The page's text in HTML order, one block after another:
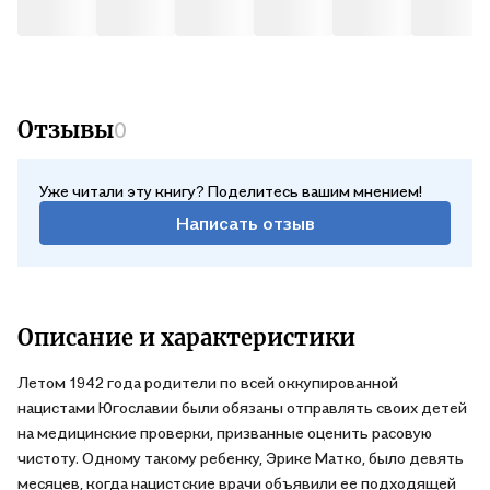
Отзывы0
Уже читали эту книгу? Поделитесь вашим мнением!
Написать отзыв
Описание и характеристики
Летом 1942 года родители по всей оккупированной
нацистами Югославии были обязаны отправлять своих детей
на медицинские проверки, призванные оценить расовую
чистоту. Одному такому ребенку, Эрике Матко, было девять
месяцев, когда нацистские врачи объявили ее подходящей